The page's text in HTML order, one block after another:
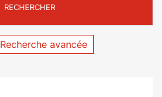
RECHERCHER
Recherche avancée